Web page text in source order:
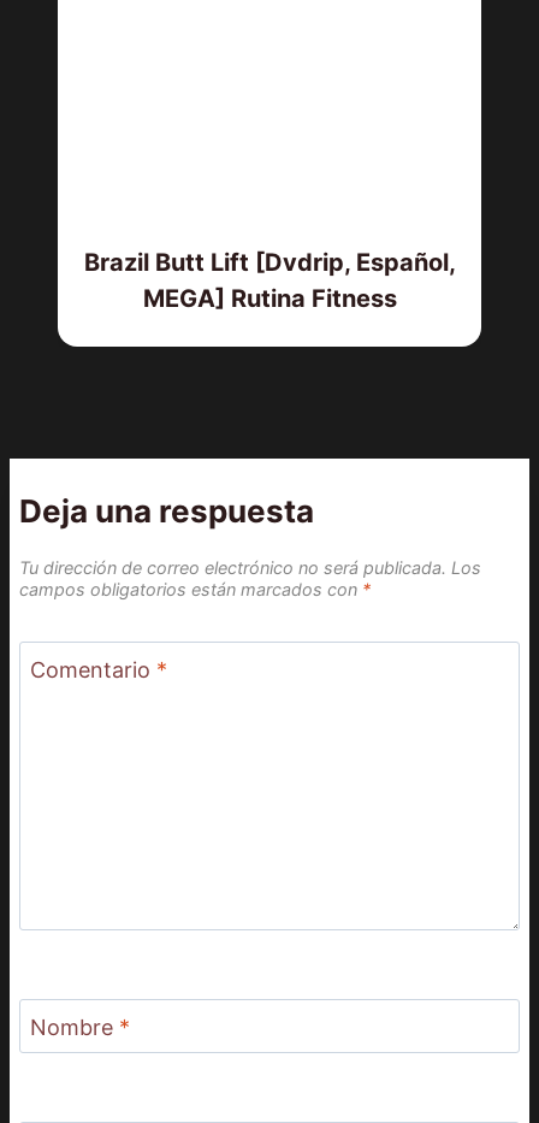
Brazil Butt Lift [Dvdrip, Español,
MEGA] Rutina Fitness
Deja una respuesta
Tu dirección de correo electrónico no será publicada. Los
campos obligatorios están marcados con *
Comentario *
Nombre *